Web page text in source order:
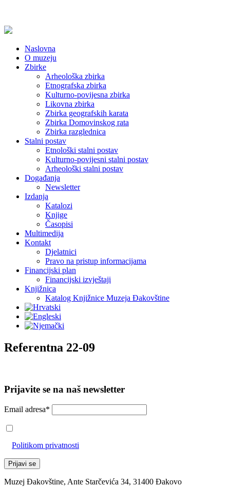
Naslovna
O muzeju
Zbirke
Arheološka zbirka
Etnografska zbirka
Kulturno-povijesna zbirka
Likovna zbirka
Zbirka geografskih karata
Zbirka Domovinskog rata
Zbirka razglednica
Stalni postav
Etnološki stalni postav
Kulturno-povijesni stalni postav
Arheološki stalni postav
Događanja
Newsletter
Izdanja
Katalozi
Knjige
Časopisi
Multimedija
Kontakt
Djelatnici
Pravo na pristup informacijama
Financijski plan
Financijski izvještaji
Knjižnica
Katalog Knjižnice Muzeja Đakovštine
Referentna 22-09
Prijavite se na naš newsletter
Email adresa*
Politikom privatnosti
Muzej Đakovštine, Ante Starčevića 34, 31400 Đakovo